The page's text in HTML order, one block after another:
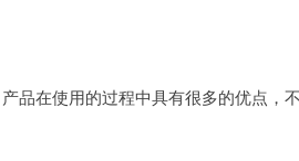
品在使用的过程中具有很多的优点，